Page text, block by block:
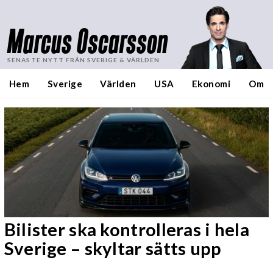
Marcus Oscarsson
SENASTE NYTT FRÅN SVERIGE & VÄRLDEN
Hem Sverige Världen USA Ekonomi Om
Bilister ska kontrolleras i hela
Sverige – skyltar sätts upp